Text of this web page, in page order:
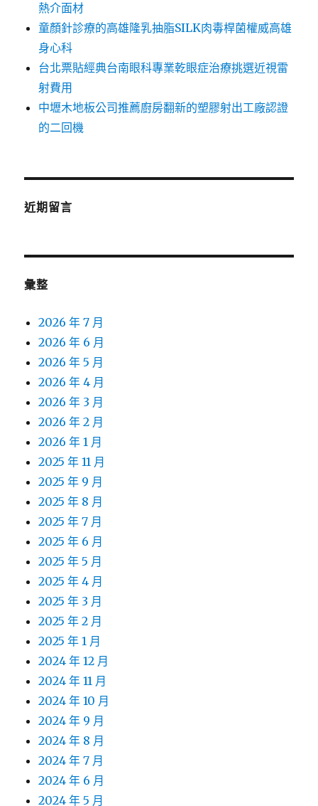
熱介面材
童顏針診療的高雄隆乳抽脂SILK肉毒桿菌權威高雄
身心科
台北票貼經典台南眼科專業乾眼症治療挑選近視雷
射費用
中壢木地板公司推薦廚房翻新的塑膠射出工廠認證
的二回機
近期留言
彙整
2026 年 7 月
2026 年 6 月
2026 年 5 月
2026 年 4 月
2026 年 3 月
2026 年 2 月
2026 年 1 月
2025 年 11 月
2025 年 9 月
2025 年 8 月
2025 年 7 月
2025 年 6 月
2025 年 5 月
2025 年 4 月
2025 年 3 月
2025 年 2 月
2025 年 1 月
2024 年 12 月
2024 年 11 月
2024 年 10 月
2024 年 9 月
2024 年 8 月
2024 年 7 月
2024 年 6 月
2024 年 5 月